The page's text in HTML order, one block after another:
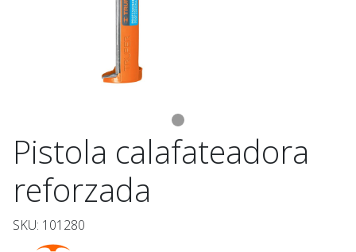
Pistola calafateadora
reforzada
SKU: 101280